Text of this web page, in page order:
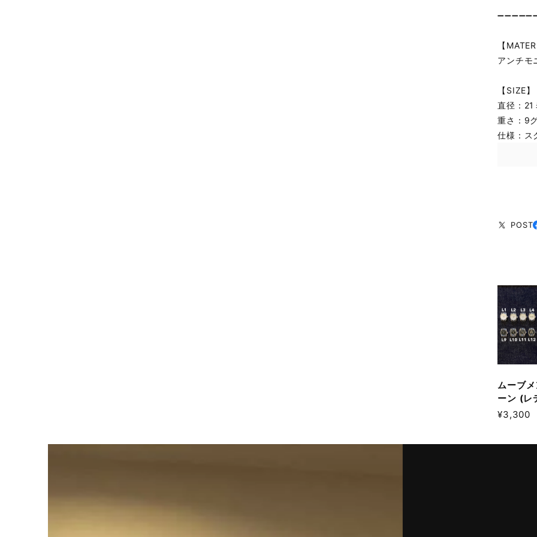
【
アンチモ
【SIZE】
直径：21
重さ：9
仕様：ス
POST
ムーブ
ーン (レ
¥3,300